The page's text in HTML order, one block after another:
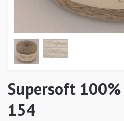
Supersoft
154